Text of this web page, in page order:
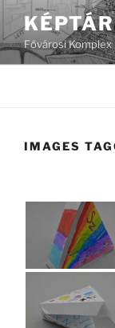
Tartalomhoz
Fővárosi Komplex
IMAGES